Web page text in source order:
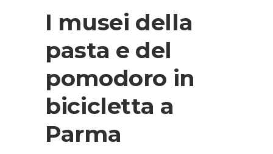
I musei della
pasta e del
pomodoro in
bicicletta a
Parma